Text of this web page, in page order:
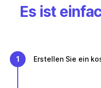
Es ist
1 Erstellen Sie ein